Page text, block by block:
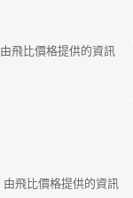
由飛比價格提供的資訊
由飛比價格提供的資訊